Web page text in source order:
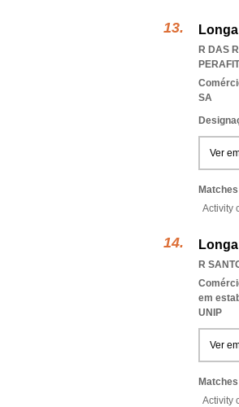
R DAS
SA
Ver
Activity
R
em
UNIP
Ver
Activity